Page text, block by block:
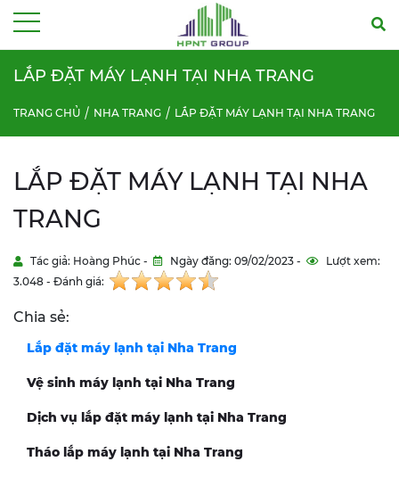
LẮP ĐẶT MÁY LẠNH TẠI NHA TRANG
TRANG CHỦ NHA TRANG LẮP ĐẶT MÁY LẠNH TẠI NHA TRANG
LẮP ĐẶT MÁY LẠNH TẠI NHA
TRANG
Tác giả: Hoàng Phúc - Ngày đăng: 09/02/2023 -
Lượt xem:
3.048 - Đánh giá:
Chia sẻ:
Lắp đặt máy lạnh tại Nha Trang
Vệ sinh máy lạnh tại Nha Trang
Dịch vụ lắp đặt máy lạnh tại Nha Trang
Tháo lắp máy lạnh tại Nha Trang